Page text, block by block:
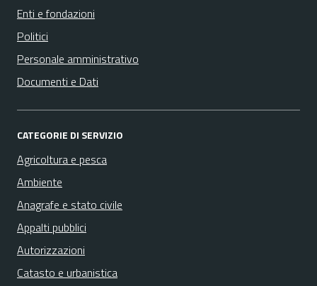
Enti e fondazioni
Politici
Personale amministrativo
Documenti e Dati
CATEGORIE DI SERVIZIO
Agricoltura e pesca
Ambiente
Anagrafe e stato civile
Appalti pubblici
Autorizzazioni
Catasto e urbanistica